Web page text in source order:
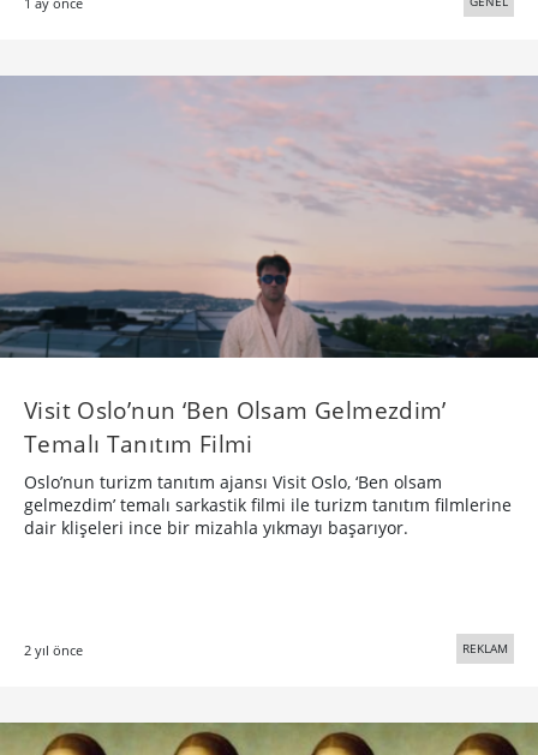
Visit Oslo’nun ‘Ben Olsam Gelmezdim’
Temalı Tanıtım Filmi
Oslo’nun turizm tanıtım ajansı Visit Oslo, ‘Ben olsam
gelmezdim’ temalı sarkastik filmi ile turizm tanıtım filmlerine
dair klişeleri ince bir mizahla yıkmayı başarıyor.
2 yıl önce REKLAM